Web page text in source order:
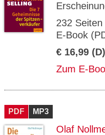
232 Seiten
E-Book
€ 16,99 (D)
Zum E-
PDF MP3
Olaf